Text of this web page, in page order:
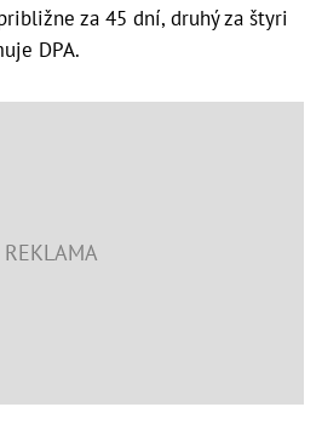
za 45 dní, druhý za štyri
DPA.